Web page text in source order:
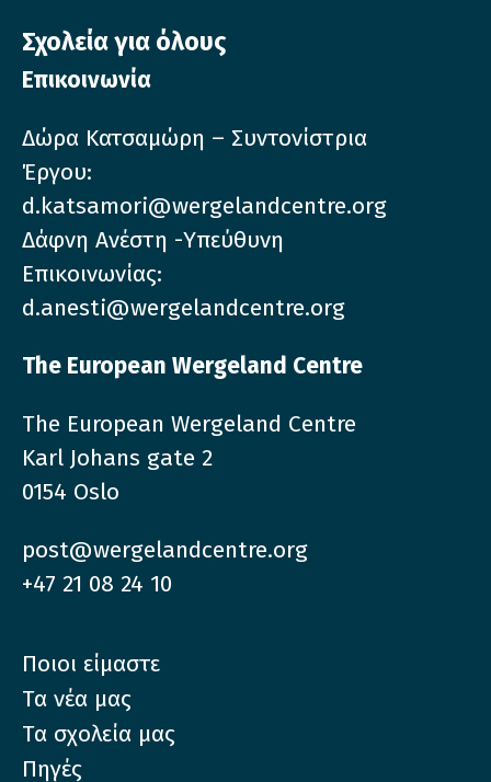
Σχολεία για όλους
Επικοινωνία
Δώρα Κατσαμώρη – Συντονίστρια
Έργου:
d.katsamori@wergelandcentre.org
Δάφνη Ανέστη -Υπεύθυνη
Επικοινωνίας:
d.anesti@wergelandcentre.org
The European Wergeland Centre
The European Wergeland Centre
Karl Johans gate 2
0154 Oslo
post@wergelandcentre.org
+47 21 08 24 10
Ποιοι είμαστε
Τα νέα μας
Τα σχολεία μας
Πηγές